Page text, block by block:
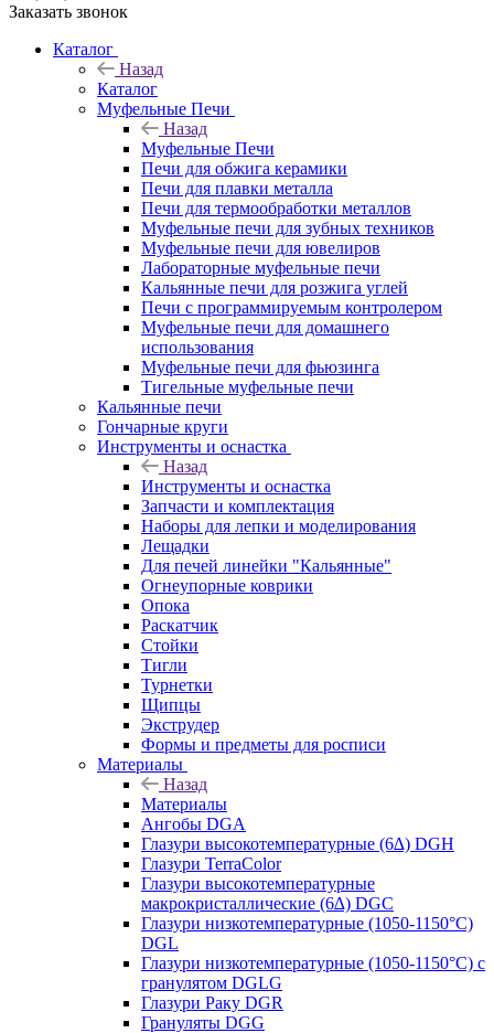
Заказать звонок
Каталог
Назад
Каталог
Муфельные Печи
Назад
Муфельные Печи
Печи для обжига керамики
Печи для плавки металла
Печи для термообработки металлов
Муфельные печи для зубных техников
Муфельные печи для ювелиров
Лабораторные муфельные печи
Кальянные печи для розжига углей
Печи с программируемым контролером
Муфельные печи для домашнего
использования
Муфельные печи для фьюзинга
Тигельные муфельные печи
Кальянные печи
Гончарные круги
Инструменты и оснастка
Назад
Инструменты и оснастка
Запчасти и комплектация
Наборы для лепки и моделирования
Лещадки
Для печей линейки "Кальянные"
Огнеупорные коврики
Опока
Раскатчик
Стойки
Тигли
Турнетки
Щипцы
Экструдер
Формы и предметы для росписи
Материалы
Назад
Материалы
Ангобы DGA
Глазури высокотемпературные (6∆) DGH
Глазури TerraColor
Глазури высокотемпературные
макрокристаллические (6∆) DGC
Глазури низкотемпературные (1050-1150°С)
DGL
Глазури низкотемпературные (1050-1150°С) с
гранулятом DGLG
Глазури Раку DGR
Грануляты DGG